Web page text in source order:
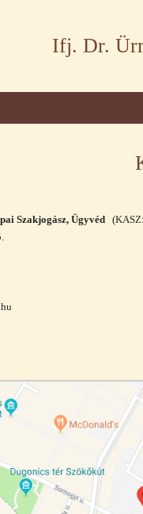
Ifj. Dr.
Szakjogász, Ügyvéd